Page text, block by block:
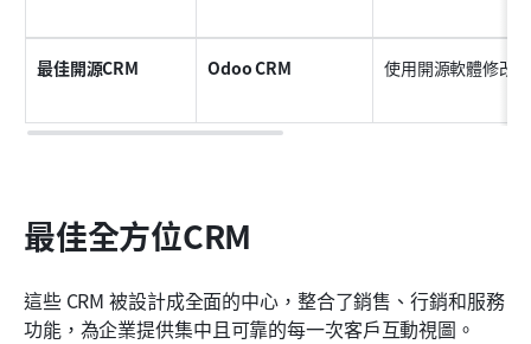
最佳開源CRM Odoo CRM 使用開源軟體修改
最佳全方位CRM
這些 CRM 被設計成全面的中心，整合了銷售、行銷和服務
功能，為企業提供集中且可靠的每一次客戶互動視圖。